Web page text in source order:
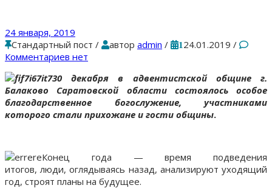
24 января, 2019
Стандартный пост / автор admin / 1 24.01.2019 /
Комментариев нет
30 декабря в адвентистской общине г.
Балаково Саратовской области состоялось особое
благодарственное богослужение, участниками
которого стали прихожане и гости общины.
Конец года — время подведения
итогов, люди, оглядываясь назад, анализируют уходящий
год, строят планы на будущее.